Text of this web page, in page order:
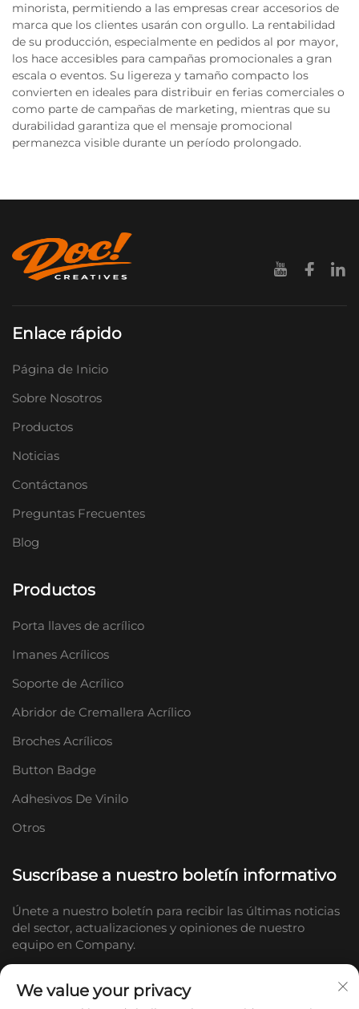
minorista, permitiendo a las empresas crear accesorios de
marca que los clientes usarán con orgullo. La rentabilidad
de su producción, especialmente en pedidos al por mayor,
los hace accesibles para campañas promocionales a gran
escala o eventos. Su ligereza y tamaño compacto los
convierten en ideales para distribuir en ferias comerciales o
como parte de campañas de marketing, mientras que su
durabilidad garantiza que el mensaje promocional
permanezca visible durante un período prolongado.
Enlace rápido
Página de Inicio
Sobre Nosotros
Productos
Noticias
Contáctanos
Preguntas Frecuentes
Blog
Productos
Porta llaves de acrílico
Imanes Acrílicos
Soporte de Acrílico
Abridor de Cremallera Acrílico
Broches Acrílicos
Button Badge
Adhesivos De Vinilo
Otros
Suscríbase a nuestro boletín informativo
Únete a nuestro boletín para recibir las últimas noticias
del sector, actualizaciones y opiniones de nuestro
equipo en Company.
We value your privacy